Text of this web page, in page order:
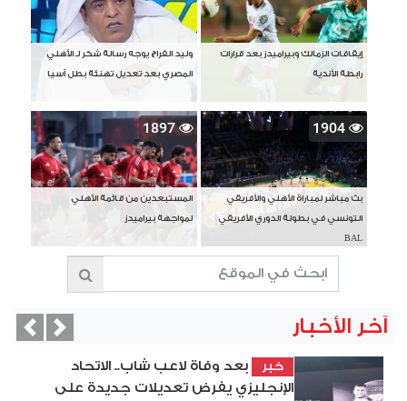
إيقافات الزمالك وبيراميدز بعد قرارات
رابطة الأندية
وليد الفراج يوجه رسالة شكر لـ الأهلي
المصري بعد تعديل تهنئة بطل آسيا
1904
بث مباشر لمباراة الأهلي والأفريقي
التونسي في بطولة الدوري الأفريقي
BAL
1897
المستبعدين من قائمة الأهلي
لمواجهة بيراميدز
آخر الأخبار
خبر
بعد وفاة لاعب شاب.. الاتحاد
الإنجليزي يفرض تعديلات جديدة على
Next